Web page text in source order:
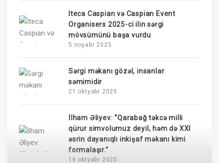
Iteca Caspian və Caspian Event
Organisers 2025-ci ilin sərgi
mövsümünü başa vurdu
5 noyabr 2025
Sərgi məkanı gözəl, insanlar
səmimidir
21 oktyabr 2025
İlham Əliyev: “Qarabağ təkcə milli
qürur simvolumuz deyil, həm də XXI
əsrin dayanıqlı inkişaf məkanı kimi
formalaşır.”
16 oktyabr 2025